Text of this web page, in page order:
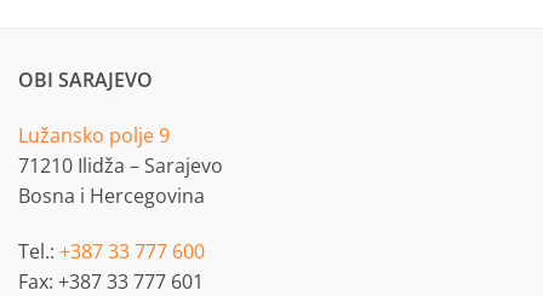
OBI SARAJEVO
Lužansko polje 9
71210 Ilidža – Sarajevo
Bosna i Hercegovina
Tel.: +387 33 777 600
Fax: +387 33 777 601